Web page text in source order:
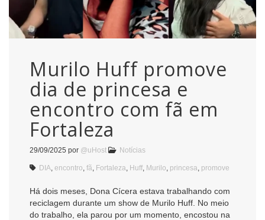
Murilo Huff promove
dia de princesa e
encontro com fã em
Fortaleza
29/09/2025 por @uHost Notícias
DIA encontro fã Fortaleza Huff Murilo princesa promove
Há dois meses, Dona Cícera estava trabalhando com
reciclagem durante um show de Murilo Huff. No meio
do trabalho, ela parou por um momento, encostou na